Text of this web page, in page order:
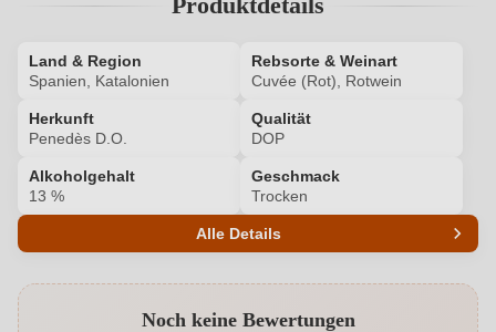
Land & Region
Spanien, Katalonien
Rebsorte & Weinart
Cuvée (Rot), Rotwein
Herkunft
Penedès D.O.
Qualität
DOP
Alkoholgehalt
13 %
Geschmack
Trocken
Alle Details
Alkoholgehalt in % 13 %
Noch keine Bewertungen